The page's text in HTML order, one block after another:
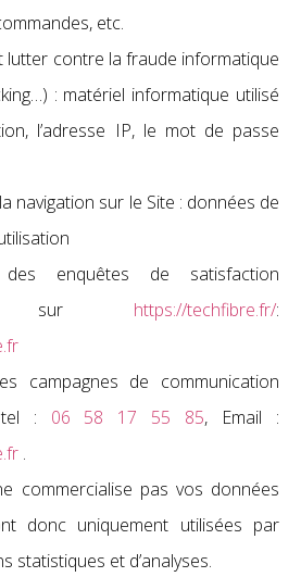
etc.
lutter contre la fraude informatique
: matériel informatique utilisé
l’adresse IP, le mot de passe
navigation sur le Site : données de
enquêtes de satisfaction
sur https://techfibre.fr/:
campagnes de communication
: 06 58 17 55 85, Email :
.
commercialise pas vos données
donc uniquement utilisées par
statistiques et d’analyses.